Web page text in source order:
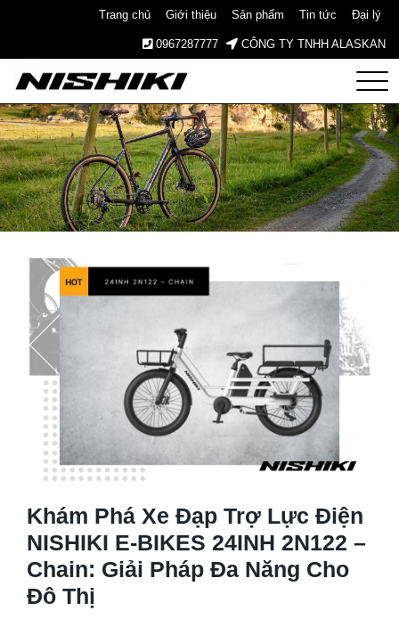
Trang chủ Giới thiệu Sản phẩm Tin tức Đại lý
0967287777 CÔNG TY TNHH ALASKAN
Nishiki
– Xe
Đạp
Nhật
Bản –
Since
1965
Khám Phá Xe Đạp Trợ Lực Điện
NISHIKI E-BIKES 24INH 2N122 –
Chain: Giải Pháp Đa Năng Cho
Đô Thị